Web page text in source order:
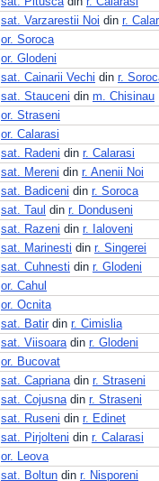
sat. Varzarestii Noi din r.
or. Soroca
or. Glodeni
sat. Cainarii Vechi din r.
sat. Stauceni din m. Chisinau
or. Straseni
or. Calarasi
sat. Radeni din r. Calarasi
sat. Mereni din r. Anenii Noi
sat. Badiceni din r. Soroca
sat. Taul din r. Donduseni
sat. Razeni din r. Ialoveni
sat. Marinesti din r. Singerei
sat. Cuhnesti din r. Glodeni
or. Cahul
or. Ocnita
sat. Batir din r. Cimislia
sat. Viisoaradin r. Glodeni
or. Bucovat
sat. Caprianadin r. Straseni
sat. Cojusnadin r. Straseni
sat. Ruseni din r. Edinet
sat. Pirjolteni din r. Calarasi
or. Leova
sat. Boltun din r. Nisporeni